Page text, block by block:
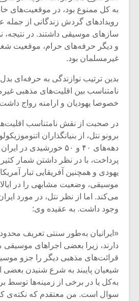
به کل ممنوع بود، در
رویدادهای گردش زندگانی از جمله
سازهای موسیقی داشتند. در نتیجه،
و دیگر حرفه‌های حرام، موقعیت‌
غیرمسلمان بود.
بدین ترتیب نوازندگی به حرفه‌ای
نامتناسب بین اقلیت‌های مذهبی
خصوصا یهودیان و ارامنه رواج
در صحبت از نقش نامتناسب
برونو نتل، از بنیانگذاران
دهه‌های‌ ۴۰ و ۵۰ خورشیدی
پرداخت، با در نظر داشتن شمار کثیر
یهودی و همچنین آفریقایی تبار
موسیقی، وضعیت مشابهی را در
می‌کند. اما از نظر نتل، در مورد
وجود داشت. به عقیده وی:
«ایرانیان به‌طور سنتی تعریف
دارند، زیرا بعضی اجراهای موسیقی
قرائت‌های مذهبی دیگر را جزو
شیعیان پایبند به شرع شنیدن
به‌کل یا در برخی از زمینه‌ها توسط
سوال است. من معتقدم که نکته‌ی
یادداشتی بر موسیقی
متن فیلم «متری
شیش و نیم»